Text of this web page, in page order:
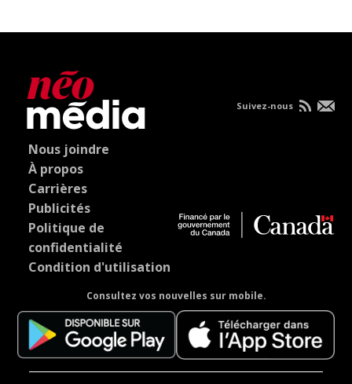
Nous joindre
À propos
Carrières
Publicités
Politique de
confidentialité
Condition d'utilisation
Consultez vos nouvelles sur mobile.
Suivez-nous